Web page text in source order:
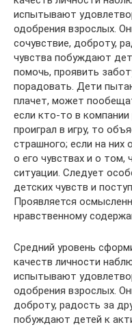
испытывают
одобрения взрослых.
сочувствие, доброту,
чувства побуждают
помочь, проявить
порадовать. Дети
плачет, может
если кто-то в
проиграл в игру, то
страшного; если на них
о его чувствах и о том,
ситуации. Следует
детских чувств и
Проявляется
нравственному
Средний уровень
качеств личности
испытывают
одобрения взрослых.
доброту, радость за
побуждают детей к